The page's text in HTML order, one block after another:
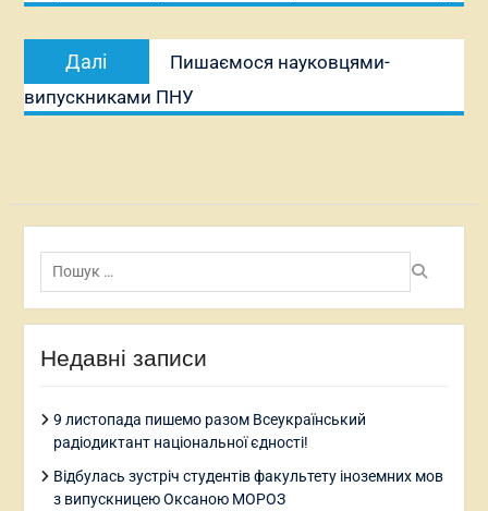
Далі
запис:
Пишаємося науковцями-
випускниками ПНУ
Пошук:
Недавні записи
9 листопада пишемо разом Всеукраїнський
радіодиктант національної єдності!
Відбулась зустріч студентів факультету іноземних мов
з випускницею Оксаною МОРОЗ